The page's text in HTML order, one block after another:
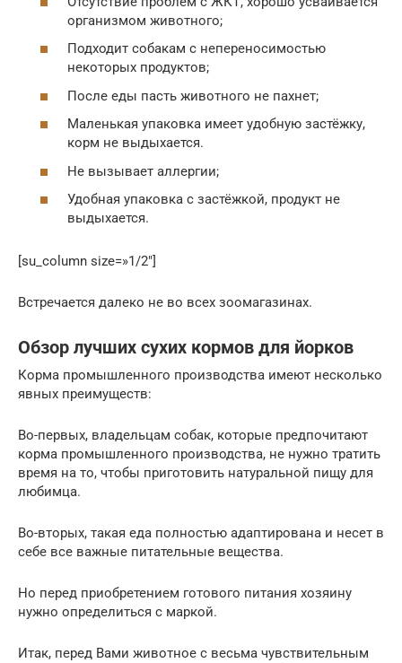
организмом животного;
Подходит собакам с непереносимостью
некоторых продуктов;
После еды пасть животного не пахнет;
Маленькая упаковка имеет удобную застёжку,
корм не выдыхается.
Не вызывает аллергии;
Удобная упаковка с застёжкой, продукт не
выдыхается.
[su_column size=»1/2″]
Встречается далеко не во всех зоомагазинах.
Обзор лучших сухих кормов для йорков
Корма промышленного производства имеют несколько
явных преимуществ:
Во-первых, владельцам собак, которые предпочитают
корма промышленного производства, не нужно тратить
время на то, чтобы приготовить натуральной пищу для
любимца.
Во-вторых, такая еда полностью адаптирована и несет в
себе все важные питательные вещества.
Но перед приобретением готового питания хозяину
нужно определиться с маркой.
Итак, перед Вами животное с весьма чувствительным